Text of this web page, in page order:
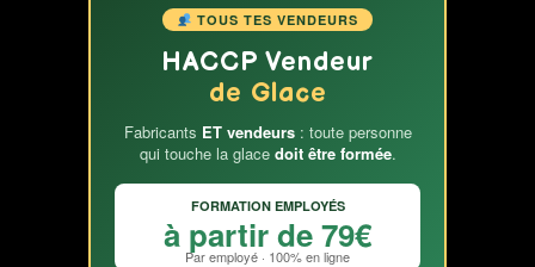
TOUS TES VENDEURS
HACCP Vendeur
de Glace
Fabricants ET vendeurs: toute personne
qui touche la glace doit être formée.
FORMATION EMPLOYÉS
à partir de 79€
Par employé · 100% en ligne